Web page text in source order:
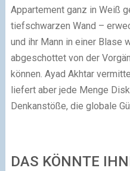
Appartement ganz in Weiß
tiefschwarzen Wand –
und ihr Mann in einer Blase
abgeschottet von der
können. Ayad Akhtar
liefert aber jede Menge
Denkanstöße, die globale
DAS KÖNNTE